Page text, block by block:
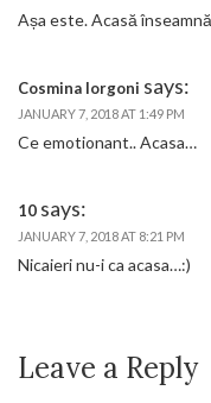
Așa este. Acasă
Cosmina Iorgoni says:
JANUARY 7, 2018 AT 1:49 PM
Ce emotionant.. Acasa…
10 says:
JANUARY 7, 2018 AT 8:21 PM
Nicaieri nu-i ca acasa…:)
Leave a Reply